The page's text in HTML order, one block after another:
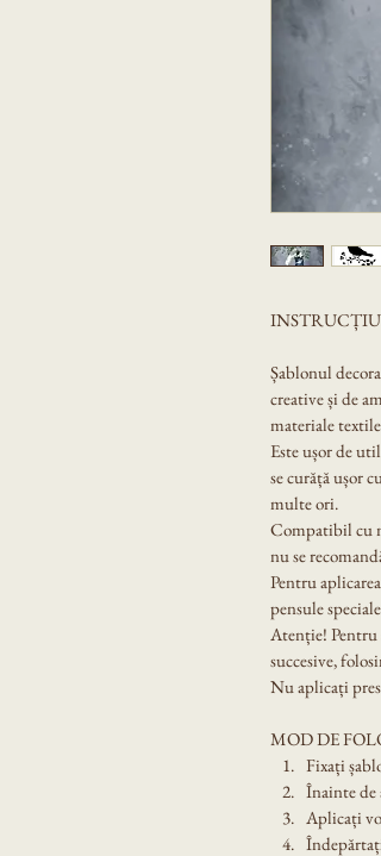
Șablonul
creative și de
materiale
Este ușor de
se curăță ușor
multe ori.
Compatibil cu
nu se
Pentru
pensule
Atenție! Pentru
succesive,
Nu aplicați
MOD DE
Fixați
Înainte de
Aplicați